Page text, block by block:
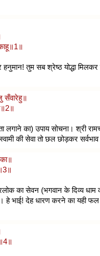
तुम सब श्रेष्ठ योद्धा
सँवारेहु॥
लगाने का) उपाय सोचना। श्री
की सेवा तो छल छोड़कर
का सेवन (भगवान के दिव्य धाम
भाई! देह धारण करने का यही फल